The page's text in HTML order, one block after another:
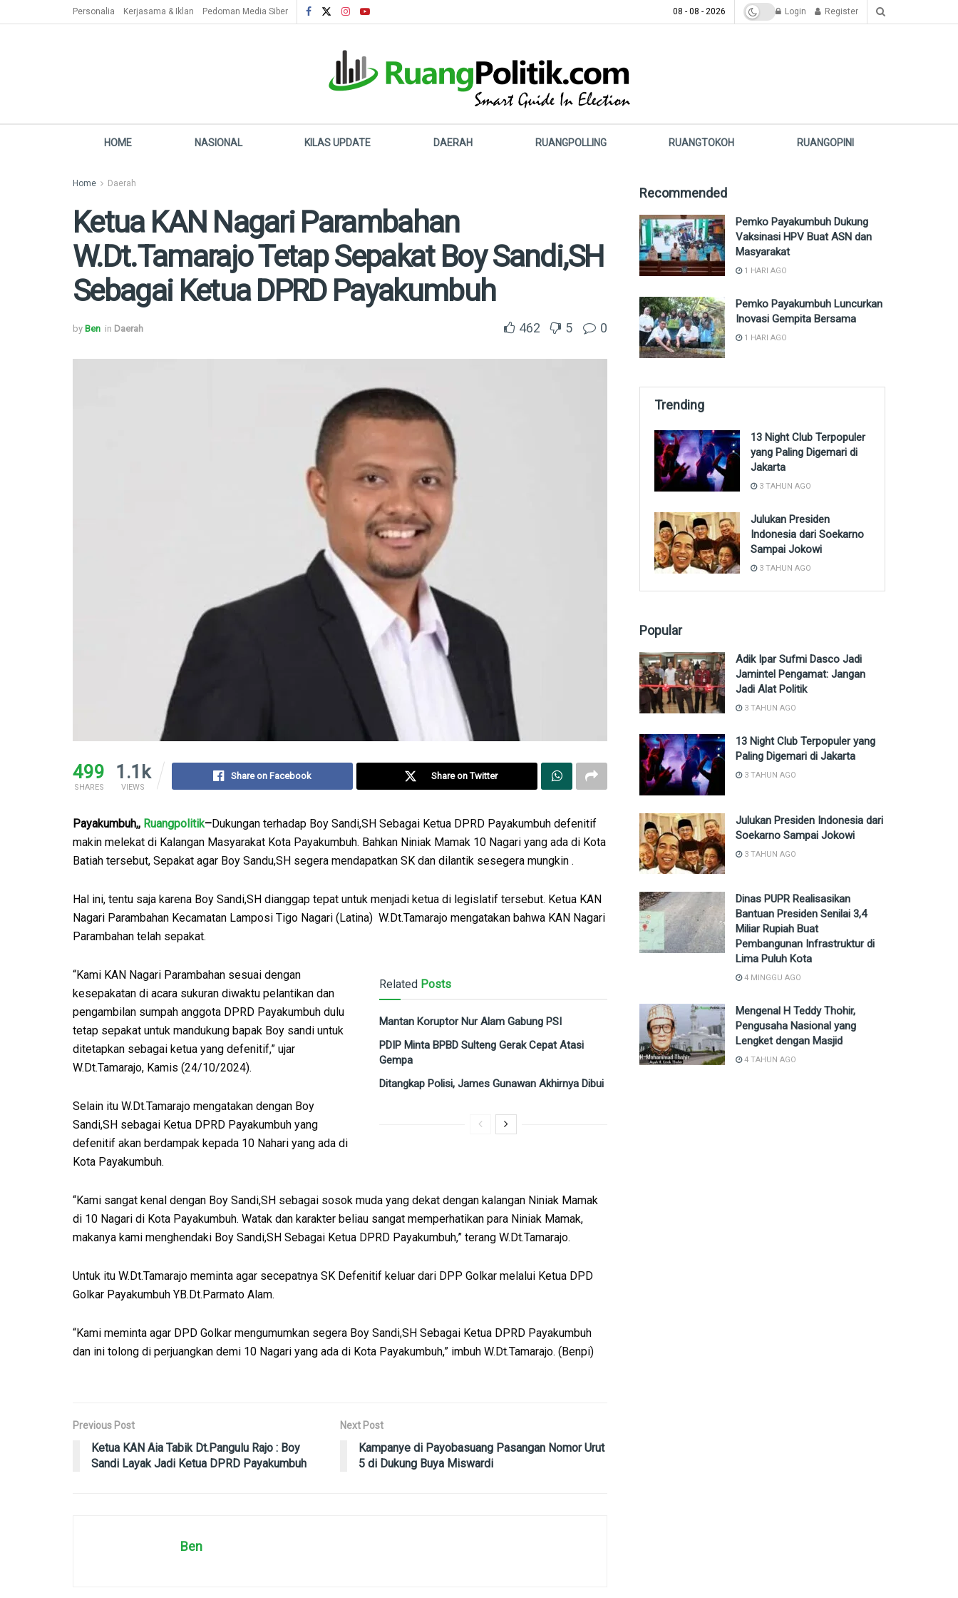
Personalia Kerjasama & Iklan Pedoman Media Siber 08 - 08 - 2026 Login Register
HOME NASIONAL KILAS UPDATE DAERAH RUANGPOLLING RUANGTOKOH RUANGOPINI
Home Daerah
Ketua KAN Nagari Parambahan
W.Dt.Tamarajo Tetap Sepakat Boy Sandi,SH
Sebagai Ketua DPRD Payakumbuh
by Ben in Daerah 462 5 0
499
SHARES
1.1k
VIEWS
Share on Facebook Share on Twitter
Payakumbuh,, Ruangpolitik–Dukungan terhadap Boy Sandi,SH Sebagai Ketua DPRD Payakumbuh defenitif
makin melekat di Kalangan Masyarakat Kota Payakumbuh. Bahkan Niniak Mamak 10 Nagari yang ada di Kota
Batiah tersebut, Sepakat agar Boy Sandu,SH segera mendapatkan SK dan dilantik sesegera mungkin .
Hal ini, tentu saja karena Boy Sandi,SH dianggap tepat untuk menjadi ketua di legislatif tersebut. Ketua KAN
Nagari Parambahan Kecamatan Lamposi Tigo Nagari (Latina) W.Dt.Tamarajo mengatakan bahwa KAN Nagari
Parambahan telah sepakat.
Related Posts
Mantan Koruptor Nur Alam Gabung PSI
PDIP Minta BPBD Sulteng Gerak Cepat Atasi
Gempa
Ditangkap Polisi, James Gunawan Akhirnya Dibui
“Kami KAN Nagari Parambahan sesuai dengan
kesepakatan di acara sukuran diwaktu pelantikan dan
pengambilan sumpah anggota DPRD Payakumbuh dulu
tetap sepakat untuk mandukung bapak Boy sandi untuk
ditetapkan sebagai ketua yang defenitif,” ujar
W.Dt.Tamarajo, Kamis (24/10/2024).
Selain itu W.Dt.Tamarajo mengatakan dengan Boy
Sandi,SH sebagai Ketua DPRD Payakumbuh yang
defenitif akan berdampak kepada 10 Nahari yang ada di
Kota Payakumbuh.
“Kami sangat kenal dengan Boy Sandi,SH sebagai sosok muda yang dekat dengan kalangan Niniak Mamak
di 10 Nagari di Kota Payakumbuh. Watak dan karakter beliau sangat memperhatikan para Niniak Mamak,
makanya kami menghendaki Boy Sandi,SH Sebagai Ketua DPRD Payakumbuh,” terang W.Dt.Tamarajo.
Untuk itu W.Dt.Tamarajo meminta agar secepatnya SK Defenitif keluar dari DPP Golkar melalui Ketua DPD
Golkar Payakumbuh YB.Dt.Parmato Alam.
“Kami meminta agar DPD Golkar mengumumkan segera Boy Sandi,SH Sebagai Ketua DPRD Payakumbuh
dan ini tolong di perjuangkan demi 10 Nagari yang ada di Kota Payakumbuh,” imbuh W.Dt.Tamarajo. (Benpi)
Previous Post
Ketua KAN Aia Tabik Dt.Pangulu Rajo : Boy
Sandi Layak Jadi Ketua DPRD Payakumbuh
Next Post
Kampanye di Payobasuang Pasangan Nomor Urut
5 di Dukung Buya Miswardi
Ben
Recommended
Pemko Payakumbuh Dukung
Vaksinasi HPV Buat ASN dan
Masyarakat
1 HARI AGO
Pemko Payakumbuh Luncurkan
Inovasi Gempita Bersama
1 HARI AGO
Trending
13 Night Club Terpopuler
yang Paling Digemari di
Jakarta
3 TAHUN AGO
Julukan Presiden
Indonesia dari Soekarno
Sampai Jokowi
3 TAHUN AGO
Popular
Adik Ipar Sufmi Dasco Jadi
Jamintel Pengamat: Jangan
Jadi Alat Politik
3 TAHUN AGO
13 Night Club Terpopuler yang
Paling Digemari di Jakarta
3 TAHUN AGO
Julukan Presiden Indonesia dari
Soekarno Sampai Jokowi
3 TAHUN AGO
Dinas PUPR Realisasikan
Bantuan Presiden Senilai 3,4
Miliar Rupiah Buat
Pembangunan Infrastruktur di
Lima Puluh Kota
4 MINGGU AGO
Mengenal H Teddy Thohir,
Pengusaha Nasional yang
Lengket dengan Masjid
4 TAHUN AGO